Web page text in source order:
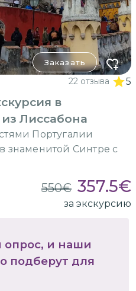
Заказать
22 отзыва 5
в
Лиссабона
Португалии
знаменитой Синтре с
550€ 357.5€
за экскурсию
опрос, и наши
подберут для